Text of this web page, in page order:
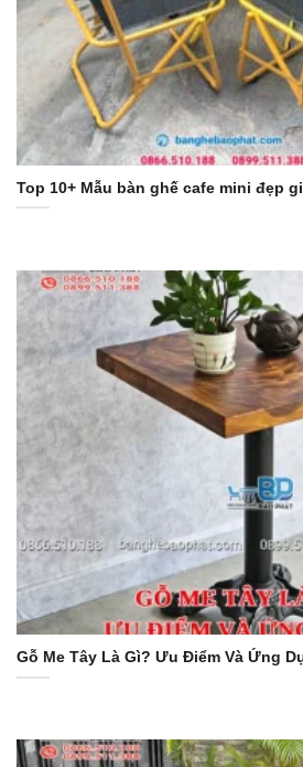
Top 10+ Mẫu bàn ghế cafe mini đẹp
Gỗ Me Tây Là Gì? Ưu Điểm Và Ứng